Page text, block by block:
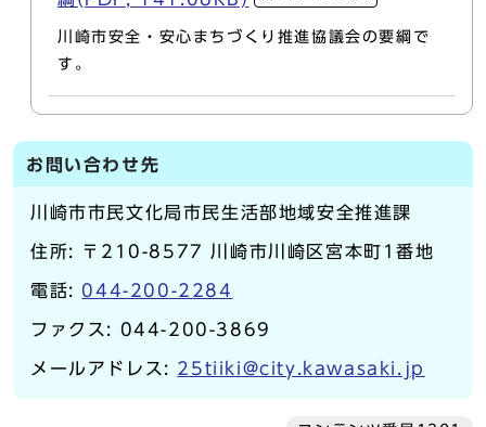
川崎市安全・安心まちづくり推進協議会の要綱で
す。
お問い合わせ先
川崎市市民文化局市民生活部地域安全推進課
住所: 〒210-8577 川崎市川崎区宮本町1番地
電話: 044-200-2284
ファクス: 044-200-3869
メールアドレス: 25tiiki@city.kawasaki.jp